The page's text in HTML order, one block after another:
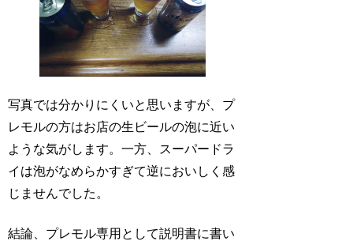
写真では分かりにくいと思いますが、プ
レモルの方はお店の生ビールの泡に近い
ような気がします。一方、スーパードラ
イは泡がなめらかすぎて逆においしく感
じませんでした。
結論、プレモル専用として説明書に書い